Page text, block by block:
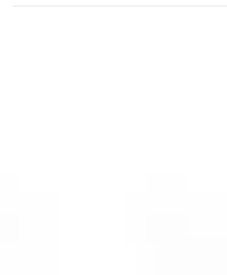
réponses, toujours fondées sur nos...